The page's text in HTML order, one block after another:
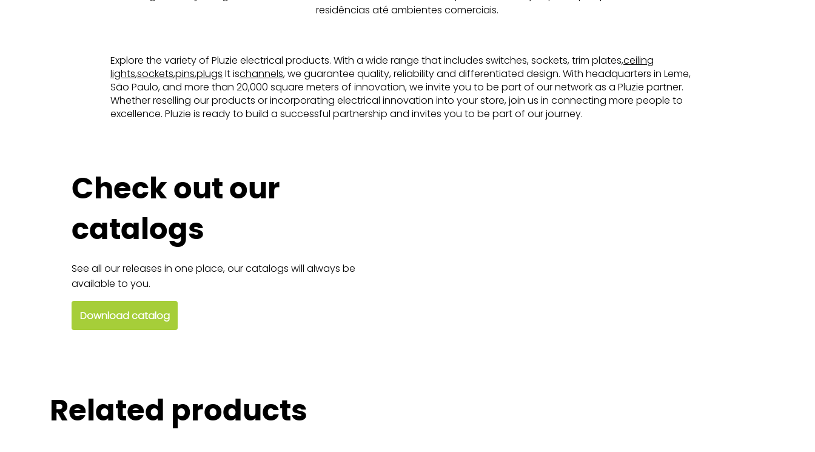
residências até ambientes comerciais.
Explore the variety of Pluzie electrical products. With a wide range that includes switches, sockets, trim plates,ceiling
lights,sockets,pins,plugs It ischannels, we guarantee quality, reliability and differentiated design. With headquarters in Leme,
São Paulo, and more than 20,000 square meters of innovation, we invite you to be part of our network as a Pluzie partner.
Whether reselling our products or incorporating electrical innovation into your store, join us in connecting more people to
excellence. Pluzie is ready to build a successful partnership and invites you to be part of our journey.
Check out our
catalogs
See all our releases in one place, our catalogs will always be
available to you.
Download catalog
Related products